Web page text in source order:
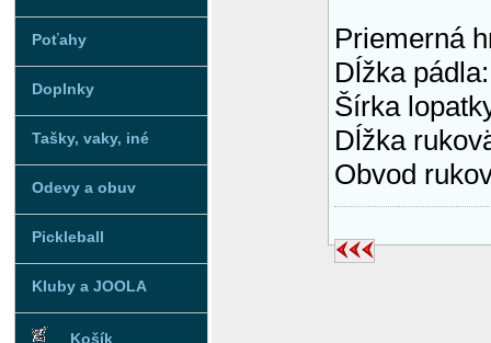
Poťahy
Doplnky
Tašky, vaky, iné
Odevy a obuv
Pickleball
Kluby a JOOLA
Košík
Priemerná
Dĺžka
Šírka
Dĺžka
Obvod